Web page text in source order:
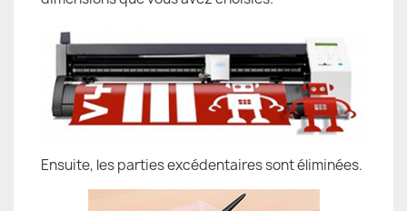
Ensuite, les parties excédentaires sont éliminées.